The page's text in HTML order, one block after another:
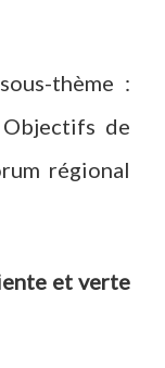
thème :
de
régional
et verte